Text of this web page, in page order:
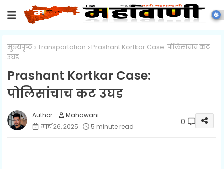
मुख्यपृष्ठ Transportation
Prashant Kortkar Case: पोलिसांचाच कट
उघड
Prashant Kortkar Case:
पोलिसांचाच कट उघड
Mahawani
मार्च २६, २०२५
5 minute read 0